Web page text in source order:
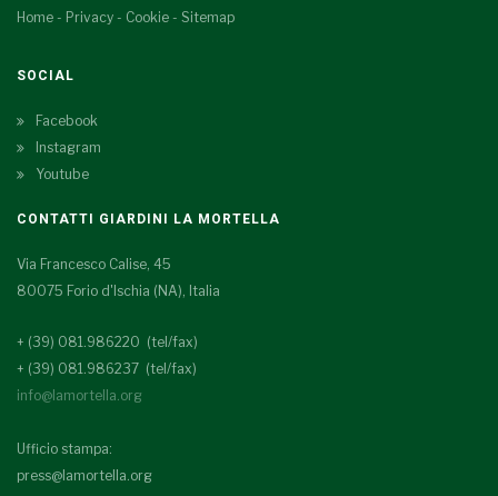
Home - Privacy - Cookie - Sitemap
SOCIAL
Facebook
Instagram
Youtube
CONTATTI GIARDINI LA MORTELLA
Via Francesco Calise, 45
80075 Forio d'Ischia (NA), Italia
+ (39) 081.986220 (tel/fax)
+ (39) 081.986237 (tel/fax)
info@lamortella.org
Ufficio stampa:
press@lamortella.org